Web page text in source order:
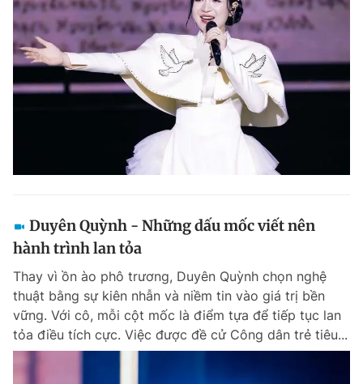
Duyên Quỳnh - Những dấu mốc viết nên
hành trình lan tỏa
Thay vì ồn ào phô trương, Duyên Quỳnh chọn nghệ
thuật bằng sự kiên nhẫn và niềm tin vào giá trị bền
vững. Với cô, mỗi cột mốc là điểm tựa để tiếp tục lan
tỏa điều tích cực. Việc được đề cử Công dân trẻ tiêu...